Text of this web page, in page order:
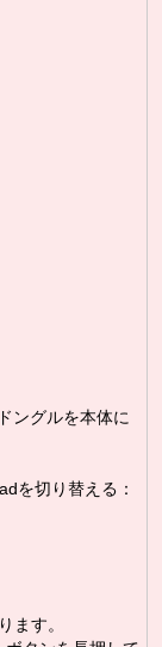
ングルを本体に
を切り替える：
ます。